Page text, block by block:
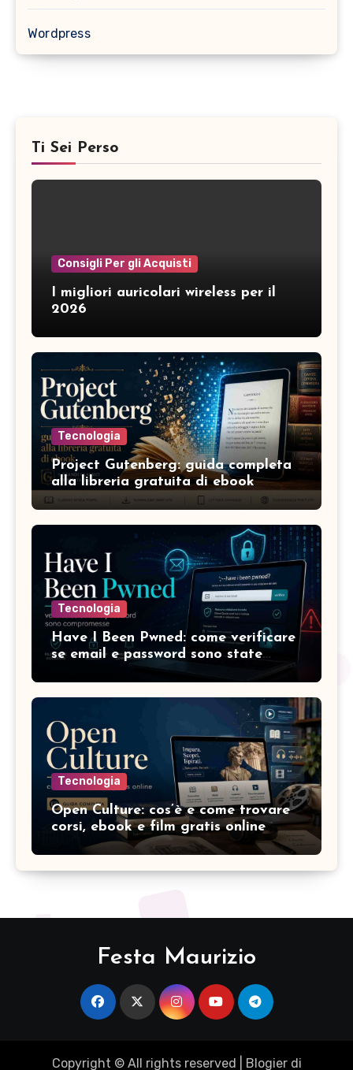
Wordpress
Ti Sei Perso
Consigli Per gli Acquisti
I migliori auricolari wireless per il
2026
Tecnologia
Project Gutenberg: guida completa
alla libreria gratuita di ebook
Tecnologia
Have I Been Pwned: come verificare
se email e password sono state
compromesse
Tecnologia
Open Culture: cos’è e come trovare
corsi, ebook e film gratis online
Festa Maurizio
Copyright © All rights reserved Blogierdi